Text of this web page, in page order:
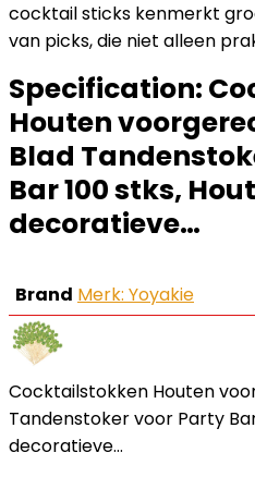
cocktail sticks kenmerkt
van picks, die niet alleen
Specification:
Houten
Blad
Bar 100 stks,
decoratieve…
Brand Merk: Yoyakie
Cocktailstokken Houten
Tandenstoker voor Party
decoratieve…